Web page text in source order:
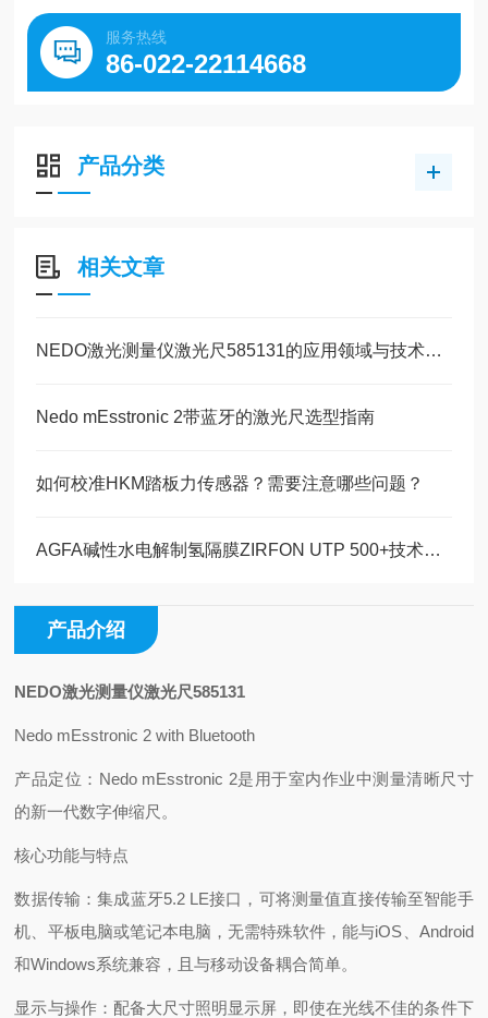
服务热线
86-022-22114668
产品分类
相关文章
NEDO激光测量仪激光尺585131的应用领域与技术解析
Nedo mEsstronic 2带蓝牙的激光尺选型指南
如何校准HKM踏板力传感器？需要注意哪些问题？
AGFA碱性水电解制氢隔膜ZIRFON UTP 500+技术参数
产品介绍
NEDO激光测量仪激光尺585131
Nedo mEsstronic 2 with Bluetooth
产品定位：Nedo mEsstronic 2是用于室内作业中测量清晰尺寸
的新一代数字伸缩尺。
核心功能与特点
数据传输：集成蓝牙5.2 LE接口，可将测量值直接传输至智能手
机、平板电脑或笔记本电脑，无需特殊软件，能与iOS、Android
和Windows系统兼容，且与移动设备耦合简单。
显示与操作：配备大尺寸照明显示屏，即使在光线不佳的条件下